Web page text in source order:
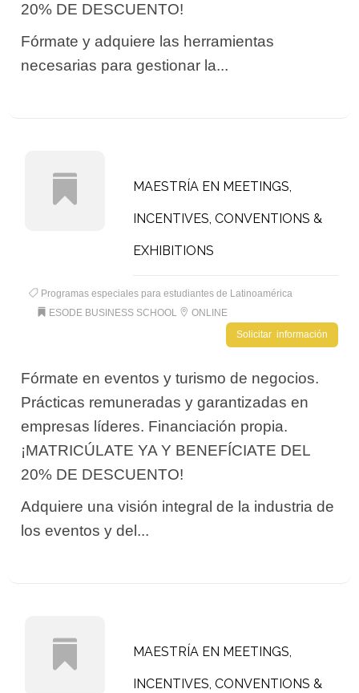
20% DE DESCUENTO!
Fórmate y adquiere las herramientas
necesarias para gestionar la...
MAESTRÍA EN MEETINGS,
INCENTIVES, CONVENTIONS &
EXHIBITIONS
Programas especiales para estudiantes de Latinoamérica
ESODE BUSINESS SCHOOL
ONLINE
Solicitar información
Fórmate en eventos y turismo de negocios.
Prácticas remuneradas y garantizadas en
empresas líderes. Financiación propia.
¡MATRICÚLATE YA Y BENEFÍCIATE DEL
20% DE DESCUENTO!
Adquiere una visión integral de la industria de
los eventos y del...
MAESTRÍA EN MEETINGS,
INCENTIVES, CONVENTIONS &